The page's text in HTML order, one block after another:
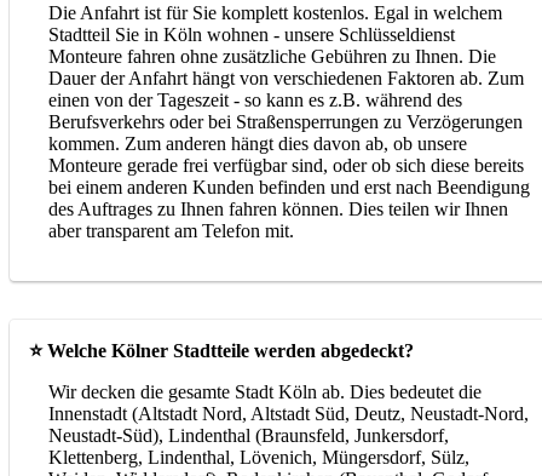
Die Anfahrt ist für Sie komplett kostenlos. Egal in welchem
Stadtteil Sie in Köln wohnen - unsere Schlüsseldienst
Monteure fahren ohne zusätzliche Gebühren zu Ihnen. Die
Dauer der Anfahrt hängt von verschiedenen Faktoren ab. Zum
einen von der Tageszeit - so kann es z.B. während des
Berufsverkehrs oder bei Straßensperrungen zu Verzögerungen
kommen. Zum anderen hängt dies davon ab, ob unsere
Monteure gerade frei verfügbar sind, oder ob sich diese bereits
bei einem anderen Kunden befinden und erst nach Beendigung
des Auftrages zu Ihnen fahren können. Dies teilen wir Ihnen
aber transparent am Telefon mit.
⭐ Welche Kölner Stadtteile werden abgedeckt?
Wir decken die gesamte Stadt Köln ab. Dies bedeutet die
Innenstadt (Altstadt Nord, Altstadt Süd, Deutz, Neustadt-Nord,
Neustadt-Süd), Lindenthal (Braunsfeld, Junkersdorf,
Klettenberg, Lindenthal, Lövenich, Müngersdorf, Sülz,